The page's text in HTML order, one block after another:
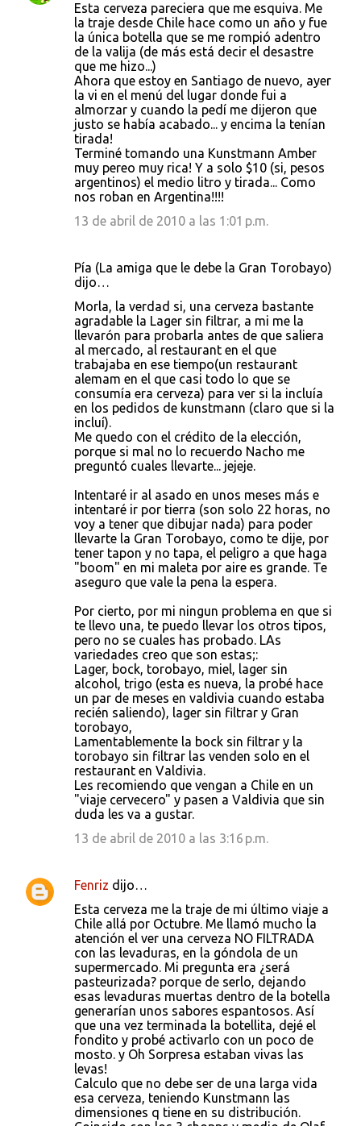
Esta cerveza pareciera que me esquiva. Me
la traje desde Chile hace como un año y fue
la única botella que se me rompió adentro
de la valija (de más está decir el desastre
que me hizo...)
Ahora que estoy en Santiago de nuevo, ayer
la vi en el menú del lugar donde fui a
almorzar y cuando la pedí me dijeron que
justo se había acabado... y encima la tenían
tirada!
Terminé tomando una Kunstmann Amber
muy pereo muy rica! Y a solo $10 (si, pesos
argentinos) el medio litro y tirada... Como
nos roban en Argentina!!!!
13 de abril de 2010 a las 1:01 p.m.
Pía (La amiga que le debe la Gran Torobayo)
dijo…
Morla, la verdad si, una cerveza bastante
agradable la Lager sin filtrar, a mi me la
llevarón para probarla antes de que saliera
al mercado, al restaurant en el que
trabajaba en ese tiempo(un restaurant
alemam en el que casi todo lo que se
consumía era cerveza) para ver si la incluía
en los pedidos de kunstmann (claro que si la
incluí).
Me quedo con el crédito de la elección,
porque si mal no lo recuerdo Nacho me
preguntó cuales llevarte... jejeje.
Intentaré ir al asado en unos meses más e
intentaré ir por tierra (son solo 22 horas, no
voy a tener que dibujar nada) para poder
llevarte la Gran Torobayo, como te dije, por
tener tapon y no tapa, el peligro a que haga
"boom" en mi maleta por aire es grande. Te
aseguro que vale la pena la espera.
Por cierto, por mi ningun problema en que si
te llevo una, te puedo llevar los otros tipos,
pero no se cuales has probado. LAs
variedades creo que son estas;:
Lager, bock, torobayo, miel, lager sin
alcohol, trigo (esta es nueva, la probé hace
un par de meses en valdivia cuando estaba
recién saliendo), lager sin filtrar y Gran
torobayo,
Lamentablemente la bock sin filtrar y la
torobayo sin filtrar las venden solo en el
restaurant en Valdivia.
Les recomiendo que vengan a Chile en un
"viaje cervecero" y pasen a Valdivia que sin
duda les va a gustar.
13 de abril de 2010 a las 3:16 p.m.
Fenriz dijo…
Esta cerveza me la traje de mi último viaje a
Chile allá por Octubre. Me llamó mucho la
atención el ver una cerveza NO FILTRADA
con las levaduras, en la góndola de un
supermercado. Mi pregunta era ¿será
pasteurizada? porque de serlo, dejando
esas levaduras muertas dentro de la botella
generarían unos sabores espantosos. Así
que una vez terminada la botellita, dejé el
fondito y probé activarlo con un poco de
mosto. y Oh Sorpresa estaban vivas las
levas!
Calculo que no debe ser de una larga vida
esa cerveza, teniendo Kunstmann las
dimensiones q tiene en su distribución.